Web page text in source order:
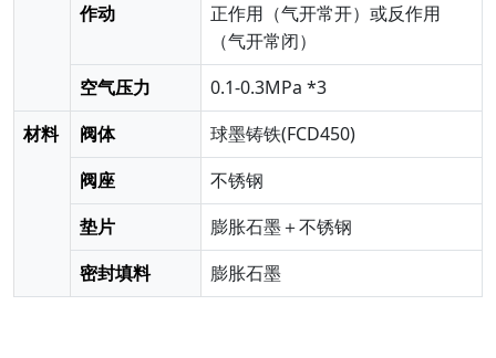
作动
正作用（气开常开）或反作用
（气开常闭）
空气压力
0.1-0.3MPa *3
材料
阀体
球墨铸铁(FCD450)
阀座
不锈钢
垫片
膨胀石墨＋不锈钢
密封填料
膨胀石墨